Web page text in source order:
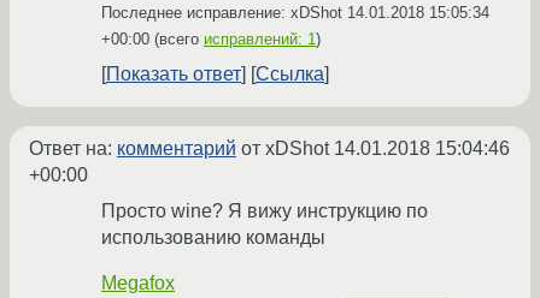
Последнее исправление: xDShot 14.01.2018 15:05:34
+00:00 (всего исправлений: 1)
Показать ответ Ссылка
Ответ на: комментарий от xDShot 14.01.2018 15:04:46
+00:00
Просто wine? Я вижу инструкцию по
использованию команды
Megafox